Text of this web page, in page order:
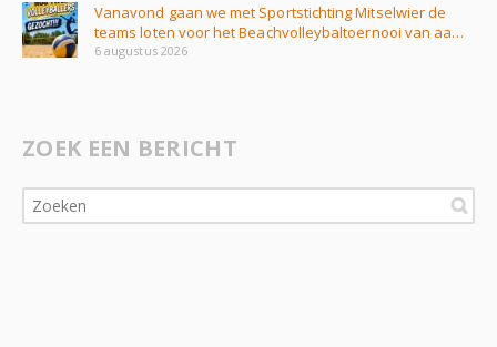
Vanavond gaan we met Sportstichting Mitselwier de
teams loten voor het Beachvolleybaltoernooi van aa…
6 augustus 2026
ZOEK EEN BERICHT